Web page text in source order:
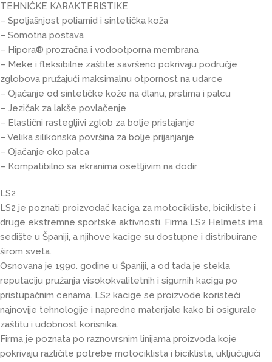
TEHNIČKE KARAKTERISTIKE
– Spoljašnjost poliamid i sintetička koža
– Somotna postava
– Hipora® prozračna i vodootporna membrana
– Meke i fleksibilne zaštite savršeno pokrivaju područje
zglobova pružajući maksimalnu otpornost na udarce
– Ojačanje od sintetičke kože na dlanu, prstima i palcu
– Jezičak za lakše povlačenje
– Elastični rastegljivi zglob za bolje pristajanje
– Velika silikonska površina za bolje prijanjanje
– Ojačanje oko palca
– Kompatibilno sa ekranima osetljivim na dodir
LS2
LS2 je poznati proizvođač kaciga za motocikliste, bicikliste i
druge ekstremne sportske aktivnosti. Firma LS2 Helmets ima
sedište u Španiji, a njihove kacige su dostupne i distribuirane
širom sveta.
Osnovana je 1990. godine u Španiji, a od tada je stekla
reputaciju pružanja visokokvalitetnih i sigurnih kaciga po
pristupačnim cenama. LS2 kacige se proizvode koristeći
najnovije tehnologije i napredne materijale kako bi osigurale
zaštitu i udobnost korisnika.
Firma je poznata po raznovrsnim linijama proizvoda koje
pokrivaju različite potrebe motociklista i biciklista, uključujući